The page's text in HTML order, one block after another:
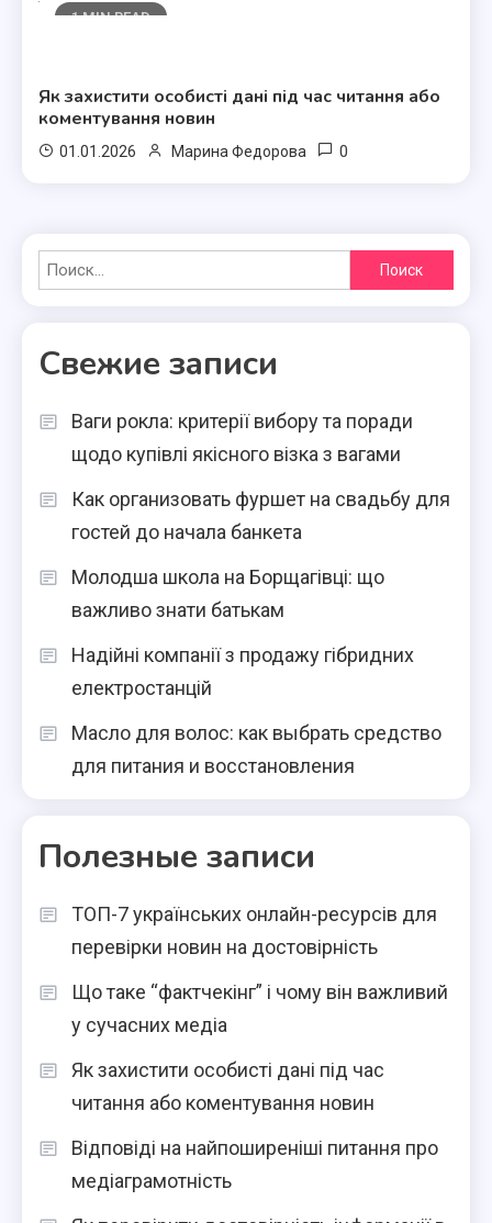
1 MIN READ
Як захистити особисті дані під час читання або
коментування новин
01.01.2026 Марина Федорова 0
Найти:
Свежие записи
Ваги рокла: критерії вибору та поради
щодо купівлі якісного візка з вагами
Как организовать фуршет на свадьбу для
гостей до начала банкета
Молодша школа на Борщагівці: що
важливо знати батькам
Надійні компанії з продажу гібридних
електростанцій
Масло для волос: как выбрать средство
для питания и восстановления
Полезные записи
ТОП-7 українських онлайн-ресурсів для
перевірки новин на достовірність
Що таке “фактчекінг” і чому він важливий
у сучасних медіа
Як захистити особисті дані під час
читання або коментування новин
Відповіді на найпоширеніші питання про
медіаграмотність